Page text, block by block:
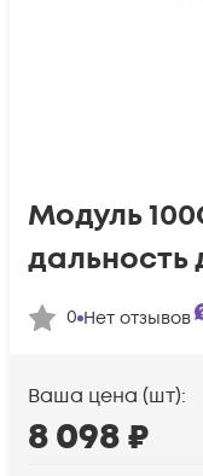
Модуль
дальность
0 Нет отзывов
Ваша цена (шт):
8 098₽